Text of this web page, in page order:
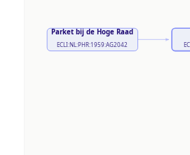
Parket bij de Hoge Raad
ECLI:NL:PHR:1959:AG2042